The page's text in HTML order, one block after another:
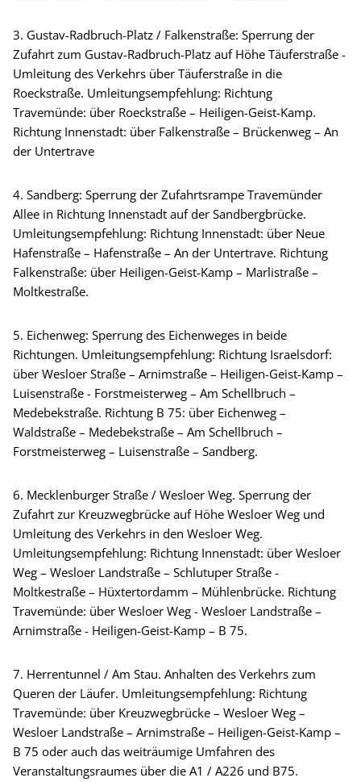
3. Gustav-Radbruch-Platz / Falkenstraße: Sperrung der
Zufahrt zum Gustav-Radbruch-Platz auf Höhe Täuferstraße -
Umleitung des Verkehrs über Täuferstraße in die
Roeckstraße. Umleitungsempfehlung: Richtung
Travemünde: über Roeckstraße – Heiligen-Geist-Kamp.
Richtung Innenstadt: über Falkenstraße – Brückenweg – An
der Untertrave
4. Sandberg: Sperrung der Zufahrtsrampe Travemünder
Allee in Richtung Innenstadt auf der Sandbergbrücke.
Umleitungsempfehlung: Richtung Innenstadt: über Neue
Hafenstraße – Hafenstraße – An der Untertrave. Richtung
Falkenstraße: über Heiligen-Geist-Kamp – Marlistraße –
Moltkestraße.
5. Eichenweg: Sperrung des Eichenweges in beide
Richtungen. Umleitungsempfehlung: Richtung Israelsdorf:
über Wesloer Straße – Arnimstraße – Heiligen-Geist-Kamp –
Luisenstraße - Forstmeisterweg – Am Schellbruch –
Medebekstraße. Richtung B 75: über Eichenweg –
Waldstraße – Medebekstraße – Am Schellbruch –
Forstmeisterweg – Luisenstraße – Sandberg.
6. Mecklenburger Straße / Wesloer Weg. Sperrung der
Zufahrt zur Kreuzwegbrücke auf Höhe Wesloer Weg und
Umleitung des Verkehrs in den Wesloer Weg.
Umleitungsempfehlung: Richtung Innenstadt: über Wesloer
Weg – Wesloer Landstraße – Schlutuper Straße -
Moltkestraße – Hüxtertordamm – Mühlenbrücke. Richtung
Travemünde: über Wesloer Weg - Wesloer Landstraße –
Arnimstraße - Heiligen-Geist-Kamp – B 75.
7. Herrentunnel / Am Stau. Anhalten des Verkehrs zum
Queren der Läufer. Umleitungsempfehlung: Richtung
Travemünde: über Kreuzwegbrücke – Wesloer Weg –
Wesloer Landstraße – Arnimstraße – Heiligen-Geist-Kamp –
B 75 oder auch das weiträumige Umfahren des
Veranstaltungsraumes über die A1 / A226 und B75.